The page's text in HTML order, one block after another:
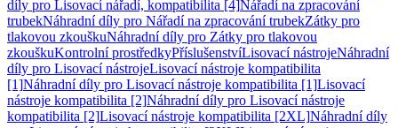
díly pro Lisovací nářadí, kompatibilita [4]Nářadí na zpracování
trubekNáhradní díly pro Nářadí na zpracování trubekZátky pro
tlakovou zkouškuNáhradní díly pro Zátky pro tlakovou
zkouškuKontrolní prostředkyPříslušenstvíLisovací nástrojeNáhradní
díly pro Lisovací nástrojeLisovací nástroje kompatibilita
[1]Náhradní díly pro Lisovací nástroje kompatibilita [1]Lisovací
nástroje kompatibilita [2]Náhradní díly pro Lisovací nástroje
kompatibilita [2]Lisovací nástroje kompatibilita [2XL]Náhradní díly